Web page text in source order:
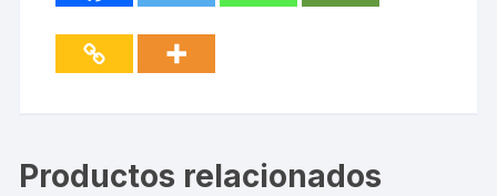
Productos relacionados